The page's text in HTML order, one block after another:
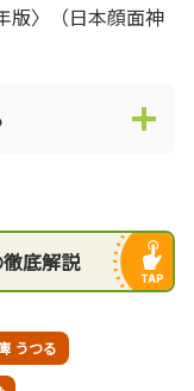
版〉（日本顔面神
底解説
うつる